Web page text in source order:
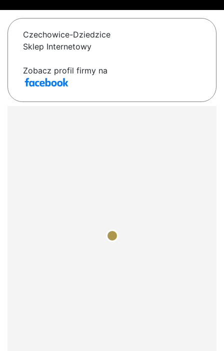
Czechowice-Dziedzice
Sklep Internetowy
Zobacz profil firmy na